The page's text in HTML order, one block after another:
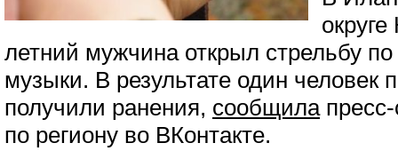
летний мужчина открыл стрельбу
музыки. В результате один человек
получили ранения, сообщила
по региону во ВКонтакте.